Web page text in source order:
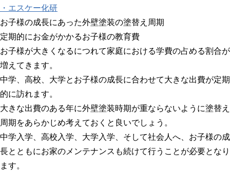
・エスケー化研
お子様の成長にあった外壁塗装の塗替え周期
定期的にお金がかかるお子様の教育費
お子様が大きくなるにつれて家庭における学費の占める割合が
増えてきます。
中学、高校、大学とお子様の成長に合わせて大きな出費が定期
的に訪れます。
大きな出費のある年に外壁塗装時期が重ならないように塗替え
周期をあらかじめ考えておくと良いでしょう。
中学入学、高校入学、大学入学、そして社会人へ、お子様の成
長とともにお家のメンテナンスも続けて行うことが必要となり
ます。